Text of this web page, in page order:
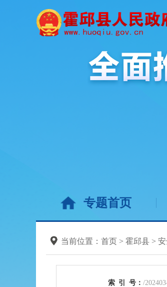
专题首页
当前位置： 首页 > 霍邱县 >
索 引 号： /